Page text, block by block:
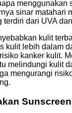
menggunakan
sinar matahari
terdiri dari UVA
kulit
kulit lebih dalam
kanker kulit.
melindungi kulit
mengurangi